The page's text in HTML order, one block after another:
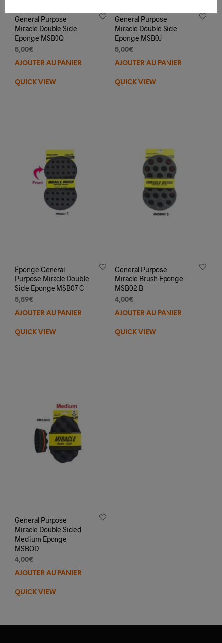
General Purpose
Miracle Double Side
Eponge MSB0Q
5,00€
AJOUTER AU PANIER
QUICK VIEW
General Purpose
Miracle Double Side
Eponge MSB0J
5,00€
AJOUTER AU PANIER
QUICK VIEW
Éponge General
Purpose Miracle Double
Side Eponge MSB07 C
5,59€
AJOUTER AU PANIER
QUICK VIEW
General Purpose
Miracle Brush Eponge
MSB02 B
4,00€
AJOUTER AU PANIER
QUICK VIEW
General Purpose
Miracle Double Sided
Medium Eponge
MSBOD
4,00€
AJOUTER AU PANIER
QUICK VIEW